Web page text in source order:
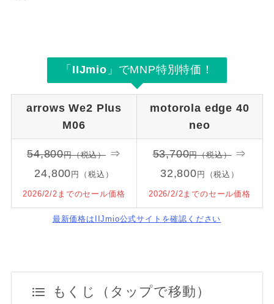
「 IIJmio 」でMNP特別特価！
arrows We2 Plus
M06
motorola edge 40
neo
54,800円（税込） ⇒
24,800 円（税込）
2026/2/2までのセール価格
53,700円（税込）⇒
32,800 円（税込）
2026/2/2までのセール価格
最新価格はIIJmio公式サイトを確認ください
もくじ（タップで移動）